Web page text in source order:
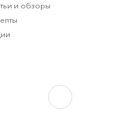
и обзоры